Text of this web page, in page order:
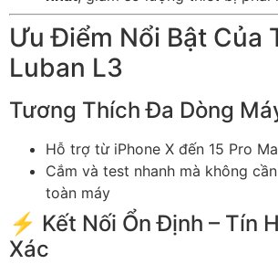
Ưu Điểm Nổi Bật Của
Luban L3
Tương Thích Đa Dòng
Hỗ trợ từ iPhone X đến 15 Pro
Cắm và test nhanh mà không
toàn máy
⚡ Kết Nối Ổn Định – Tín
Xác